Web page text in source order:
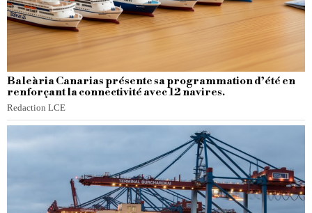
Baleària Canarias présente sa programmation d’été en
renforçant la connectivité avec 12 navires.
Redaction LCE